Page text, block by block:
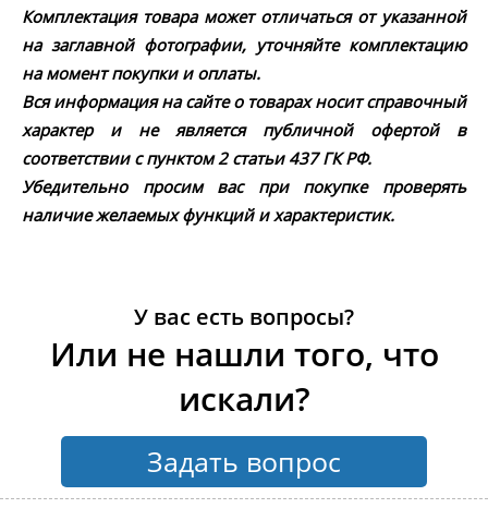
Комплектация товара может отличаться от указанной
на заглавной фотографии, уточняйте комплектацию
на момент покупки и оплаты.
Вся информация на сайте о товарах носит справочный
характер и не является публичной офертой в
соответствии с пунктом 2 статьи 437 ГК РФ.
Убедительно просим вас при покупке проверять
наличие желаемых функций и характеристик.
У вас есть вопросы?
Или не нашли того, что
искали?
Задать вопрос